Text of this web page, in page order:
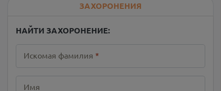
ЗАХОРОНЕНИЯ
НАЙТИ ЗАХОРОНЕНИЕ:
Искомая фамилия *
Имя